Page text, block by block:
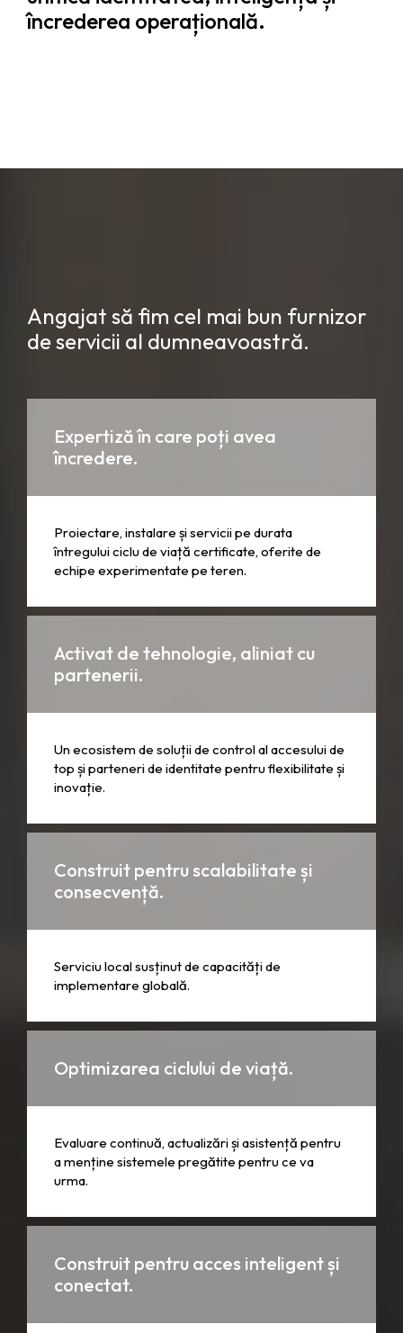
încrederea operațională.
Angajat să fim cel mai bun furnizor
de servicii al dumneavoastră.
Expertiză în care poți avea
încredere.
Proiectare, instalare și servicii pe durata
întregului ciclu de viață certificate, oferite de
echipe experimentate pe teren.
Activat de tehnologie, aliniat cu
partenerii.
Un ecosistem de soluții de control al accesului de
top și parteneri de identitate pentru flexibilitate și
inovație.
Construit pentru scalabilitate și
consecvență.
Serviciu local susținut de capacități de
implementare globală.
Optimizarea ciclului de viață.
Evaluare continuă, actualizări și asistență pentru
a menține sistemele pregătite pentru ce va
urma.
Construit pentru acces inteligent și
conectat.